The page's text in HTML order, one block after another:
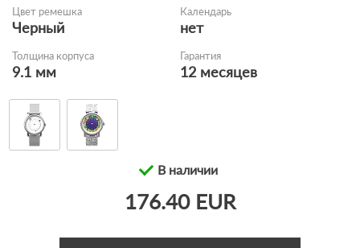
Цвет ремешка
Черный
Календарь
нет
Толщина корпуса
9.1 мм
Гарантия
12 месяцев
В наличии
176.40 EUR